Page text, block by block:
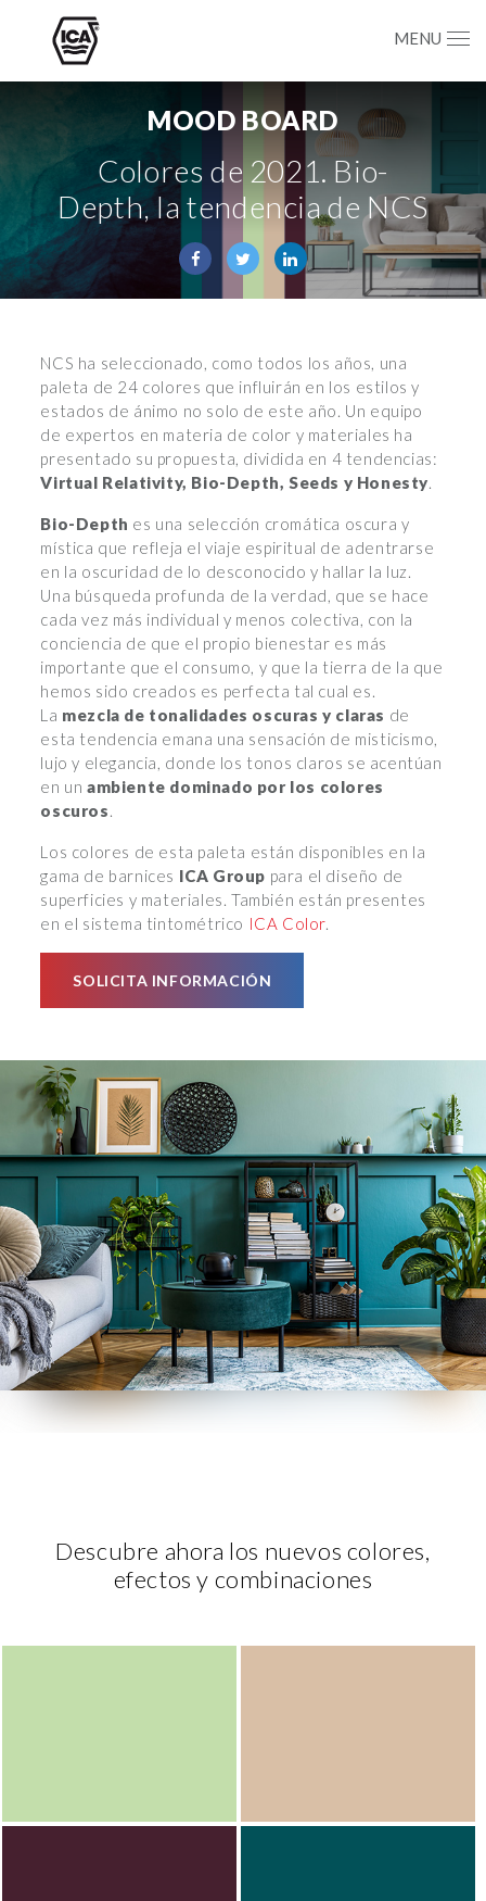
MENU
MOOD BOARD
Colores de 2021. Bio-
Depth, la tendencia de NCS
NCS ha seleccionado, como todos los años, una
paleta de 24 colores que influirán en los estilos y
estados de ánimo no solo de este año. Un equipo
de expertos en materia de color y materiales ha
presentado su propuesta, dividida en 4 tendencias:
Virtual Relativity, Bio-Depth, Seeds y Honesty.
Bio-Depth es una selección cromática oscura y
mística que refleja el viaje espiritual de adentrarse
en la oscuridad de lo desconocido y hallar la luz.
Una búsqueda profunda de la verdad, que se hace
cada vez más individual y menos colectiva, con la
conciencia de que el propio bienestar es más
importante que el consumo, y que la tierra de la que
hemos sido creados es perfecta tal cual es.
La mezcla de tonalidades oscuras y claras de
esta tendencia emana una sensación de misticismo,
lujo y elegancia, donde los tonos claros se acentúan
en un ambiente dominado por los colores
oscuros.
Los colores de esta paleta están disponibles en la
gama de barnices ICA Group para el diseño de
superficies y materiales. También están presentes
en el sistema tintométrico ICA Color.
SOLICITA INFORMACIÓN
Descubre ahora los nuevos colores,
efectos y combinaciones